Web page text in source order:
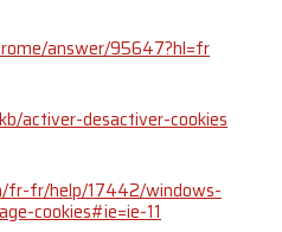
answer/95647?hl=fr
activer-desactiver-cookies
fr-fr/help/17442/windows-
cookies#ie=ie-11